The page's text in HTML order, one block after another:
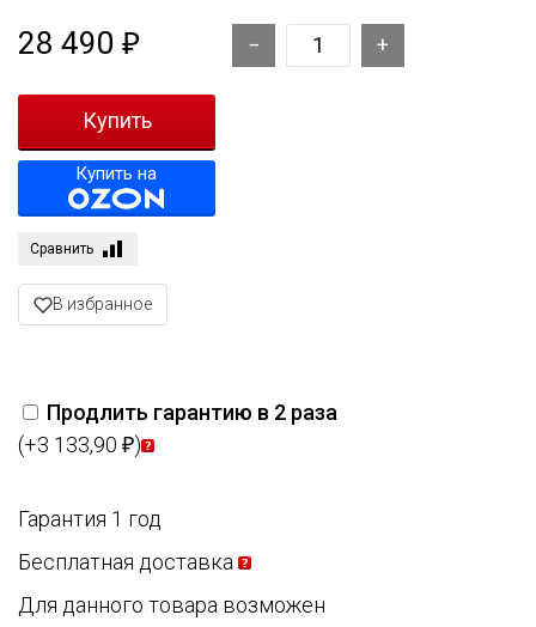
28 490 ₽
Купить на
Сравнить
В избранное
Продлить гарантию в 2 раза
(+3 133,90 ₽)
Гарантия 1 год
Бесплатная доставка
Для данного товара возможен